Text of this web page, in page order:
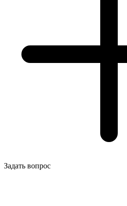
Задать вопрос